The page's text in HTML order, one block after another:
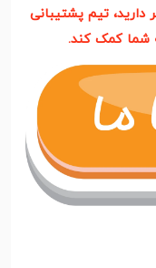
دارید، تیم پشتیبانی
شما کمک کند.